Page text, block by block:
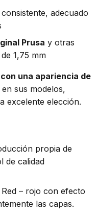
adecuado
Prusa y otras
1,75 mm
una apariencia de
sus modelos,
excelente elección.
propia de
de calidad
– rojo con efecto
las capas.